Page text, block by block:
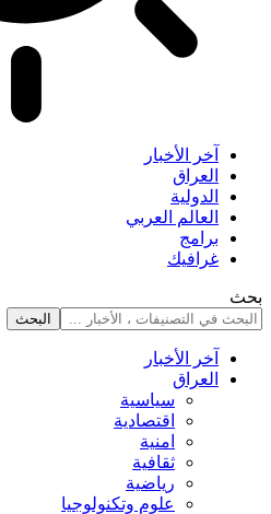
آخر الأخبار
العراق
الدولية
العالم العربي
برامج
غرافيك
بحث
آخر الأخبار
العراق
سياسية
اقتصادية
امنية
ثقافية
رياضية
علوم وتكنولوجيا